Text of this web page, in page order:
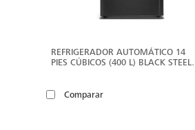
REFRIGERADOR AUTOMÁTICO 14
PIES CÚBICOS (400 L) BLACK STEEL
Comparar